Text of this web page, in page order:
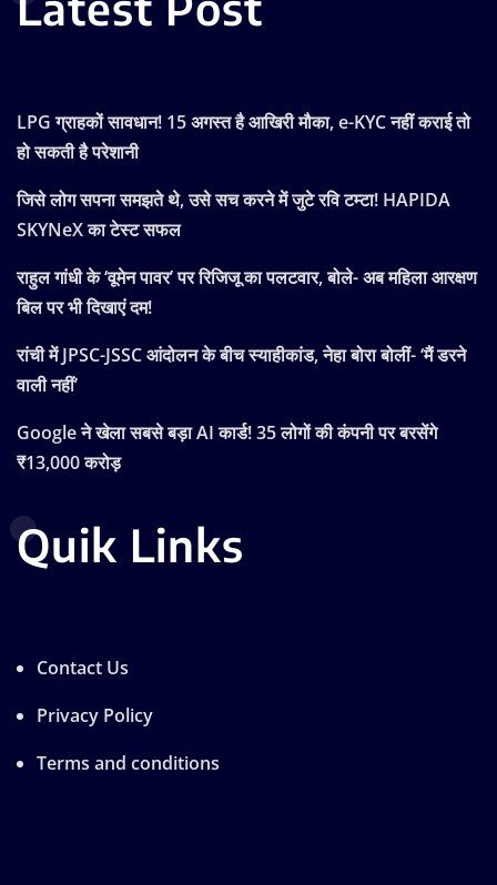
LPG ग्राहकों सावधान! 15 अगस्त है आखिरी मौका, e-KYC नहीं कराई तो
हो सकती है परेशानी
जिसे लोग सपना समझते थे, उसे सच करने में जुटे रवि टम्टा! HAPIDA
SKYNeX का टेस्ट सफल
राहुल गांधी के ‘वूमेन पावर’ पर रिजिजू का पलटवार, बोले- अब महिला आरक्षण
बिल पर भी दिखाएं दम!
रांची में JPSC-JSSC आंदोलन के बीच स्याहीकांड, नेहा बोरा बोलीं- ‘मैं डरने
वाली नहीं’
Google ने खेला सबसे बड़ा AI कार्ड! 35 लोगों की कंपनी पर बरसेंगे
₹13,000 करोड़
Quik Links
Contact Us
Privacy Policy
Terms and conditions